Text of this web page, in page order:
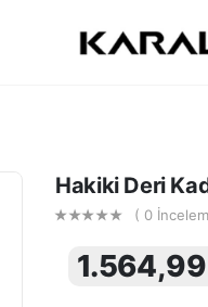
Hakiki Deri
( 0